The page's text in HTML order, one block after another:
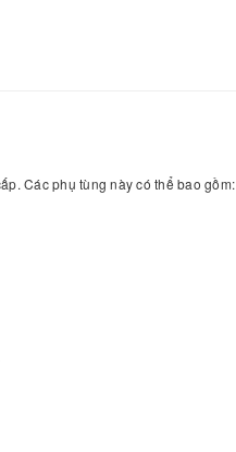
Các phụ tùng này có thể bao gồm: